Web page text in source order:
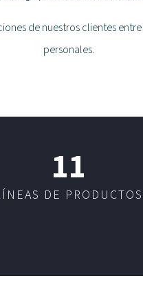
de nuestros clientes
personales.
11
DE PRODUCTOS